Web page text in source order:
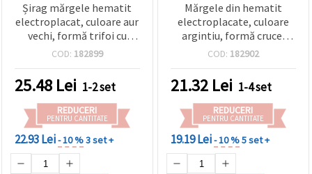
Șirag mărgele hematit
electroplacat, culoare aur
vechi, formă trifoi cu
patru foi, semiprețios,
orificiu 1 mm, ~ 50 buc.
COD: 182899
25.48 Lei 1-2 set
REDUCERI
PENTRU CANTITATE
22.93 Lei- 10 %3 set +
Mărgele din hematit
electroplacate, culoare
argintiu, formă cruce,
nemagnetice, 8x6x2,5
50 buc/șirag, pietre
semiprețioase pentru
bijuterii handmade,
rozarii și proiecte DIY
COD: 182902
21.32 Lei 1-4 set
REDUCERI
PENTRU CANTITATE
19.19 Lei- 10 %5 set +